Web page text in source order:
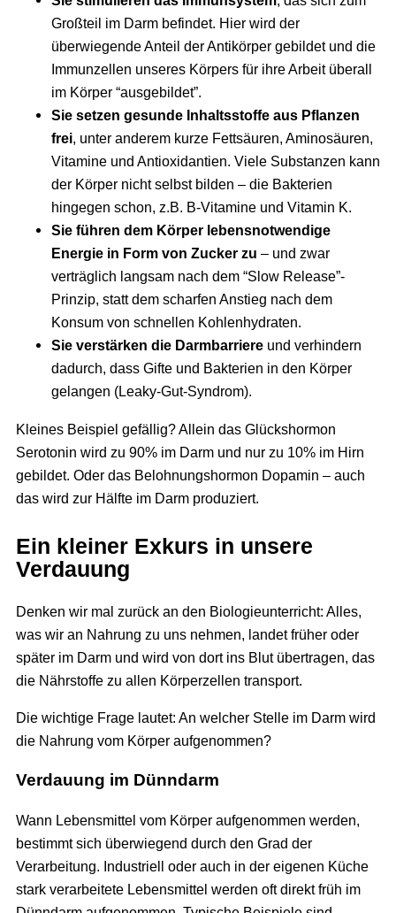
Großteil im Darm befindet. Hier wird der
überwiegende Anteil der Antikörper gebildet und die
Immunzellen unseres Körpers für ihre Arbeit überall
im Körper “ausgebildet”.
Sie setzen gesunde Inhaltsstoffe aus Pflanzen
frei, unter anderem kurze Fettsäuren, Aminosäuren,
Vitamine und Antioxidantien. Viele Substanzen kann
der Körper nicht selbst bilden – die Bakterien
hingegen schon, z.B. B-Vitamine und Vitamin K.
Sie führen dem Körper lebensnotwendige
Energie in Form von Zucker zu – und zwar
verträglich langsam nach dem “Slow Release”-
Prinzip, statt dem scharfen Anstieg nach dem
Konsum von schnellen Kohlenhydraten.
Sie verstärken die Darmbarriere und verhindern
dadurch, dass Gifte und Bakterien in den Körper
gelangen (Leaky-Gut-Syndrom).
Kleines Beispiel gefällig? Allein das Glückshormon
Serotonin wird zu 90% im Darm und nur zu 10% im Hirn
gebildet. Oder das Belohnungshormon Dopamin – auch
das wird zur Hälfte im Darm produziert.
Ein kleiner Exkurs in unsere
Verdauung
Denken wir mal zurück an den Biologieunterricht: Alles,
was wir an Nahrung zu uns nehmen, landet früher oder
später im Darm und wird von dort ins Blut übertragen, das
die Nährstoffe zu allen Körperzellen transport.
Die wichtige Frage lautet: An welcher Stelle im Darm wird
die Nahrung vom Körper aufgenommen?
Verdauung im Dünndarm
Wann Lebensmittel vom Körper aufgenommen werden,
bestimmt sich überwiegend durch den Grad der
Verarbeitung. Industriell oder auch in der eigenen Küche
stark verarbeitete Lebensmittel werden oft direkt früh im